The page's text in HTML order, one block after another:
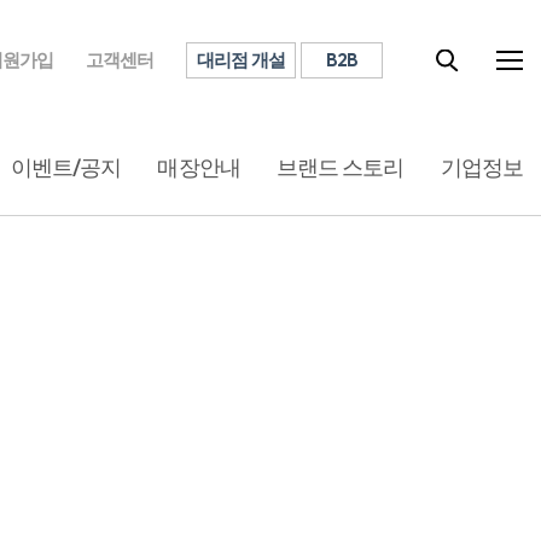
가입 고객센터 대리점 개설 B2B
이벤트/공지 매장안내 브랜드 스토리 기업정보